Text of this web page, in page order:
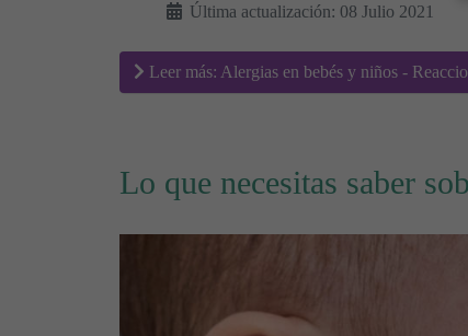
Última actualización: 08 Julio 2021
Leer más: Alergias en bebés y niños -
Lo que necesitas saber